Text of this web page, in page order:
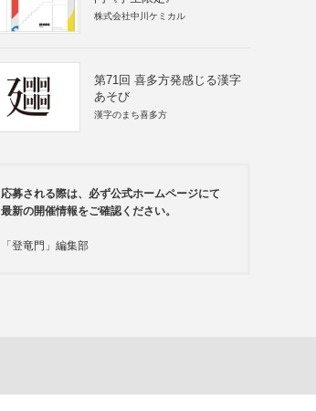
株式会社中川ケミカル
第71回 喜多方発感じる漢字
あそび
漢字のまち喜多方
応募される際は、必ず公式ホームページにて
最新の開催情報をご確認ください。
「登竜門」編集部